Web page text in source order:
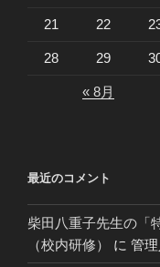
21 22
28 29
« 8月
最近のコメント
柴田八重子先生の「
（校内研修）
に 管理